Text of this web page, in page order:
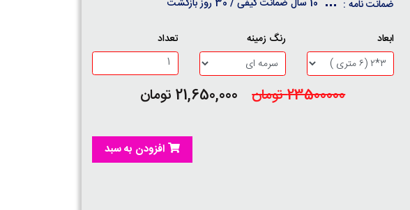
ضمانت نامه :
10 سال ضمانت کیفی / 30 روز بازگشت
ابعاد رنگ زمینه تعداد
23500000 تومان 21,650,000 تومان
افزودن به سبد